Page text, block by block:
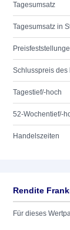
Tagesumsatz
Tagesumsatz in
Schlusspreis des
Tagestief/-hoch
52-Wochentief/-
Handelszeiten
Rendite
Für dieses